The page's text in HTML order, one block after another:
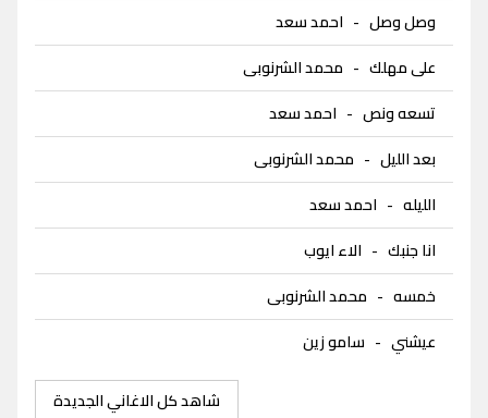
وصل وصل - احمد سعد
على مهلك - محمد الشرنوبى
تسعه ونص - احمد سعد
بعد الليل - محمد الشرنوبى
الليله - احمد سعد
انا جنبك - الاء ايوب
خمسه - محمد الشرنوبى
عيشني - سامو زين
شاهد كل الاغاني الجديدة